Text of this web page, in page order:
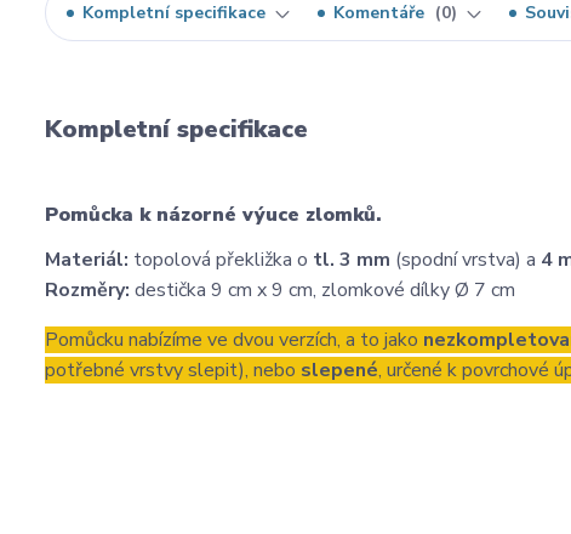
Kompletní specifikace Komentáře 0
Kompletní specifikace
Pomůcka k názorné výuce zlomků.
Materiál: topolová překližka o tl. 3 mm (spodní vrstva) a 4
Rozměry: destička 9 cm x 9 cm, zlomkové dílky Ø 7 cm
Pomůcku nabízíme ve dvou verzích, a to jako
potřebné vrstvy slepit), nebo slepené, určené k povrchové